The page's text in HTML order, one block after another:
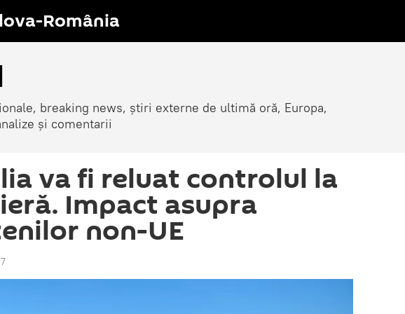
România
breaking news, știri externe de ultimă oră, Europa,
și comentarii
va fi reluat controlul la
Impact asupra
non-UE